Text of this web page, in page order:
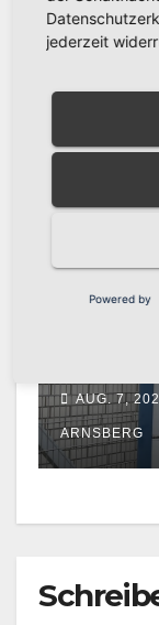
AKTUELLE
vier
AUG. 7,
AKTUELLE
AUG. 7,
ARNSBERG
jederzeit
Powered by